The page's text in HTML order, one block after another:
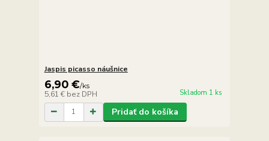
Jaspis picasso náušnice
6,90 €/ks
5,61 € bez DPH Skladom 1 ks
Pridať do košíka